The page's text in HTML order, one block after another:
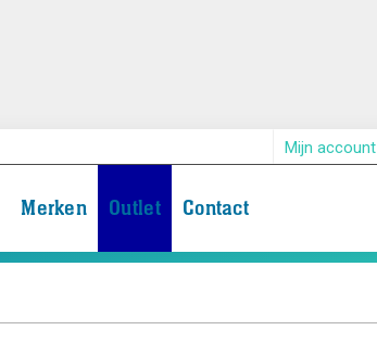
Mijn account
Merken Outlet Contact